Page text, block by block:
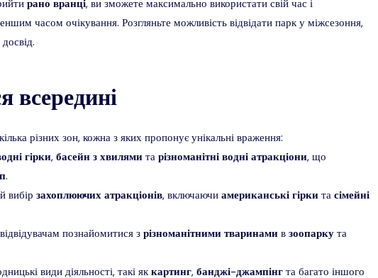
рано вранці, ви зможете максимально використати свій час і
часом очікування. Розгляньте можливість відвідати парк у міжсезоння,
всередині
різних зон, кожна з яких пропонує унікальні враження:
гірки, басейн з хвилями та різноманітні водні атракціони, що
.
вибір захоплюючих атракціонів, включаючи американські гірки та сімейні
познайомитися з різноманітними тваринами в зоопарку та
види діяльності, такі яккартинг, банджі-джампінг та багато іншого